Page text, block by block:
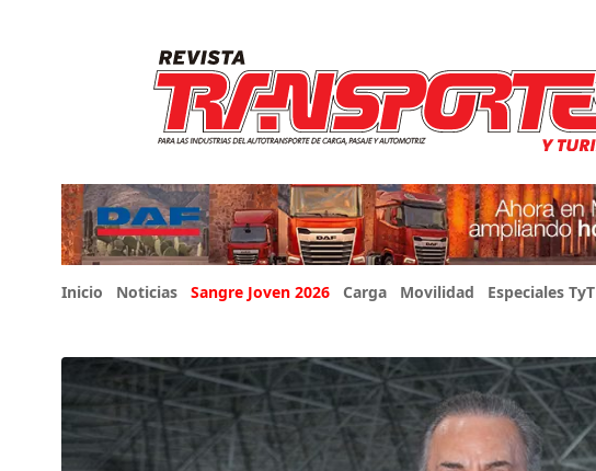
Inicio Noticias Sangre Joven 2026 Carga Movilidad Especiales TyT